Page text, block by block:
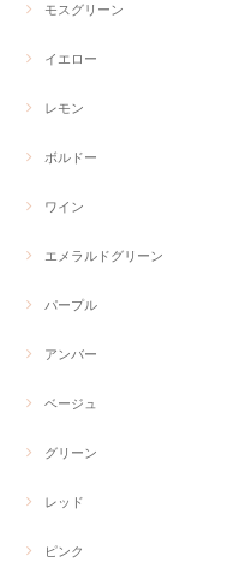
モスグリーン
イエロー
レモン
ボルドー
ワイン
エメラルドグリーン
パープル
アンバー
ベージュ
グリーン
レッド
ピンク